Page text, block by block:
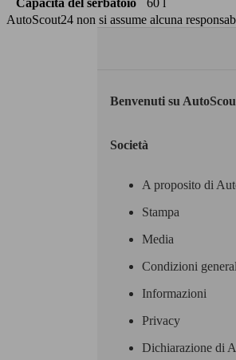
Capacità del serbatoio
60 l
AutoScout24 non si assume alcuna
Benvenuti su
Società
A proposito di
Stampa
Media
Condizioni
Informazioni
Privacy
Dichiarazione di